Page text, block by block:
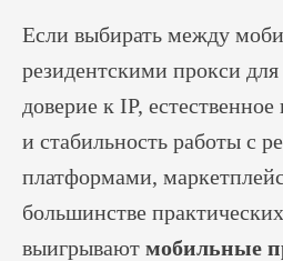
Если выбирать между
резидентскими прокси
доверие к IP,
и стабильность работы с
платформами,
большинстве
выигрывают мобильные